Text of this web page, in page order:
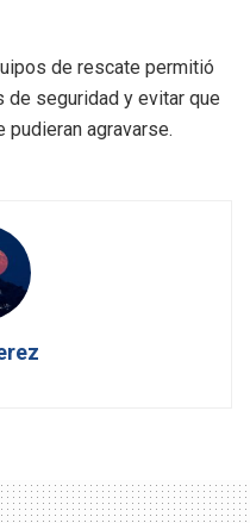
de rescate permitió
de seguridad y evitar que
pudieran agravarse.